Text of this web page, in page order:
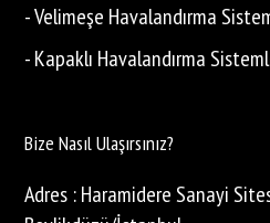
- Velimeşe Havalandırma
- Kapaklı Havalandırma
Bize Nasıl Ulaşırsınız?
Adres : Haramidere Sanayi